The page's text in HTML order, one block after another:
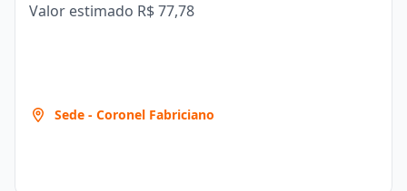
Valor estimado R$ 77,78
Sede - Coronel Fabriciano